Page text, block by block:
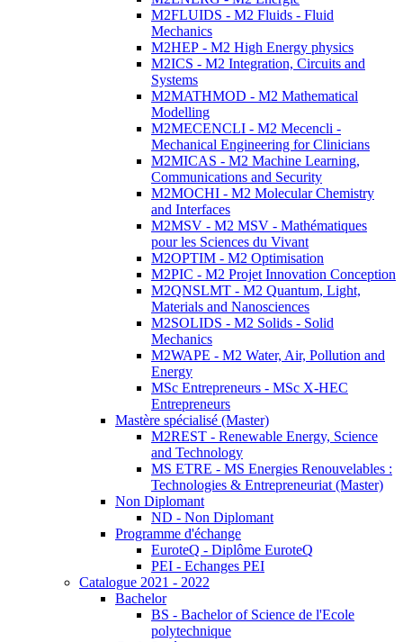
M2FLUIDS - M2 Fluids - Fluid
Mechanics
M2HEP - M2 High Energy physics
M2ICS - M2 Integration, Circuits and
Systems
M2MATHMOD - M2 Mathematical
Modelling
M2MECENCLI - M2 Mecencli -
Mechanical Engineering for Clinicians
M2MICAS - M2 Machine Learning,
Communications and Security
M2MOCHI - M2 Molecular Chemistry
and Interfaces
M2MSV - M2 MSV - Mathématiques
pour les Sciences du Vivant
M2OPTIM - M2 Optimisation
M2PIC - M2 Projet Innovation Conception
M2QNSLMT - M2 Quantum, Light,
Materials and Nanosciences
M2SOLIDS - M2 Solids - Solid
Mechanics
M2WAPE - M2 Water, Air, Pollution and
Energy
MSc Entrepreneurs - MSc X-HEC
Entrepreneurs
Mastère spécialisé (Master)
M2REST - Renewable Energy, Science
and Technology
MS ETRE - MS Energies Renouvelables :
Technologies & Entrepreneuriat (Master)
Non Diplomant
ND - Non Diplomant
Programme d'échange
EuroteQ - Diplôme EuroteQ
PEI - Echanges PEI
Catalogue 2021 - 2022
Bachelor
BS - Bachelor of Science de l'Ecole
polytechnique